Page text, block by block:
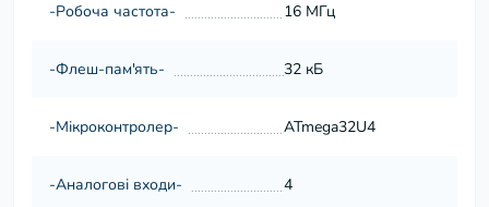
-Робоча частота- 16 МГц
-Флеш-пам'ять- 32 кБ
-Мікроконтролер- ATmega32U4
-Аналогові входи- 4